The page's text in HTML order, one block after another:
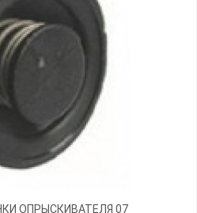
ОПРЫСКИВАТЕЛЯ 07